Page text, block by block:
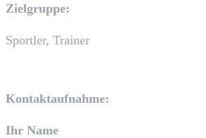
Zielgruppe:
Sportler, Trainer
Kontaktaufnahme:
Ihr Name